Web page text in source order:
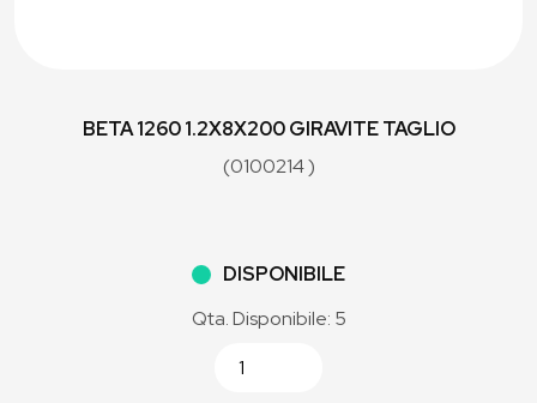
BETA 1260 1.2X8X200 GIRAVITE TAGLIO
(0100214 )
DISPONIBILE
Qta. Disponibile: 5